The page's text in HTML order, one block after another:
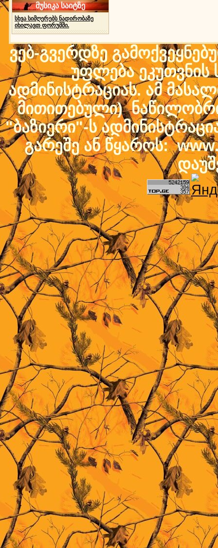
მუსიკა საიტზე
სხვა სიმღერებს ნადირობაზე
იხილავთ ფორუმში.
ვებ-გვერდზე
უფლება ეკუთვნის
ადმინისტრაციას. ამ
მითითებული)
"ბაზიერი"-ს
გარეშე ან წყაროს: